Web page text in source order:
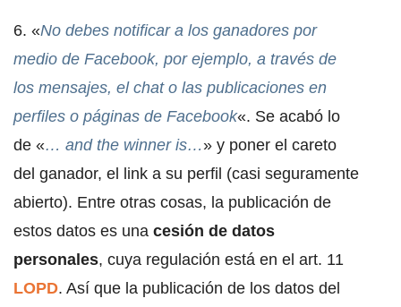
6. «No debes notificar a los ganadores por
medio de Facebook, por ejemplo, a través de
los mensajes, el chat o las publicaciones en
perfiles o páginas de Facebook«. Se acabó lo
de «… and the winner is… » y poner el careto
del ganador, el link a su perfil (casi seguramente
abierto). Entre otras cosas, la publicación de
estos datos es una cesión de datos
personales, cuya regulación está en el art. 11
LOPD. Así que la publicación de los datos del